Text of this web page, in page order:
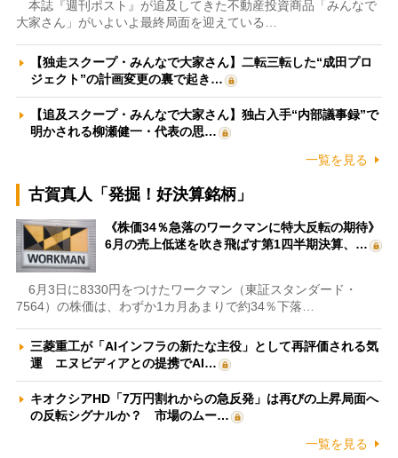
本誌『週刊ポスト』が追及してきた不動産投資商品「みんなで
大家さん」がいよいよ最終局面を迎えている…
【独走スクープ・みんなで大家さん】二転三転した“成田プロ
ジェクト”の計画変更の裏で起き…
【追及スクープ・みんなで大家さん】独占入手“内部議事録”で
明かされる柳瀬健一・代表の思…
一覧を見る
古賀真人「発掘！好決算銘柄」
《株価34％急落のワークマンに特大反転の期待》
6月の売上低迷を吹き飛ばす第1四半期決算、…
6月3日に8330円をつけたワークマン（東証スタンダード・
7564）の株価は、わずか1カ月あまりで約34％下落…
三菱重工が「AIインフラの新たな主役」として再評価される気
運 エヌビディアとの提携でAI…
キオクシアHD「7万円割れからの急反発」は再びの上昇局面へ
の反転シグナルか？ 市場のムー…
一覧を見る